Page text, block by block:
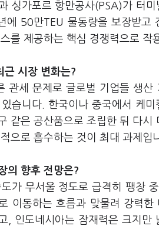
싱가포르 항만공사(PSA)가 터
에 50만TEU 물동량을 보장받고
를 제공하는 핵심 경쟁력으로 작
근 시장 변화는?
관세 문제로 글로벌 기업들 생산
습니다. 한국이나 중국에서 케
같은 공산품으로 조립한 뒤 다
으로 흡수하는 것이 최대 과제입
의 향후 전망은?
가 무서울 정도로 급격히 팽창
이동하는 흐름과 맞물려 강력
, 인도네시아는 잠재력은 크지